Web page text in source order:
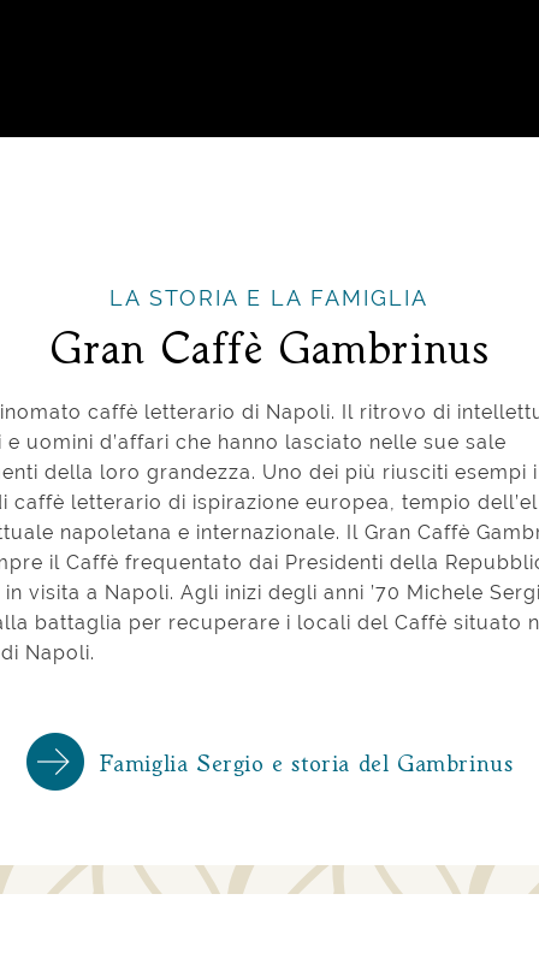
LA STORIA E LA FAMIGLIA
Gran Caffè Gambrinus
caffè letterario di Napoli. Il ritrovo di
e uomini d’affari che hanno lasciato nelle sue sale
della loro grandezza. Uno dei più riusciti esempi
caffè letterario di ispirazione europea, tempio
napoletana e internazionale. Il Gran Caffè
il Caffè frequentato dai Presidenti della
in visita a Napoli. Agli inizi degli anni ’70 Michele
battaglia per recuperare i locali del Caffè situato
Napoli.
Famiglia Sergio e storia del Gambrinus